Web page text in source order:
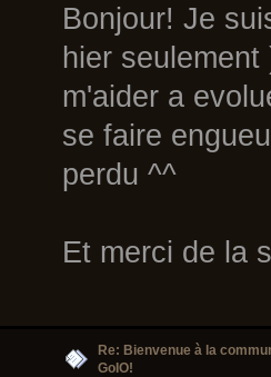
Bonjour! Je
hier
m'aider a
se faire
perdu ^^
Et merci de la
Re: Bienvenue à la
GoIO!